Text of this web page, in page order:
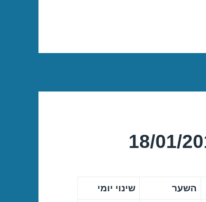
השער שינוי יומי